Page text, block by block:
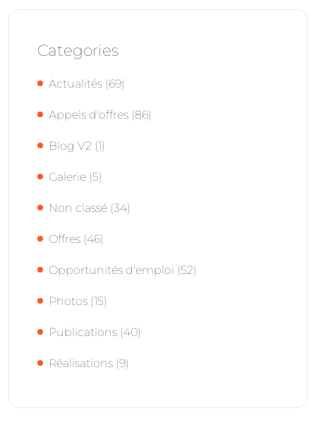
Categories
Actualités (69)
Appels d'offres (86)
Blog V2 (1)
Galerie (5)
Non classé (34)
Offres (46)
Opportunités d'emploi (52)
Photos (15)
Publications (40)
Réalisations (9)